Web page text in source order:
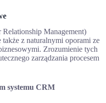
Management)
z naturalnymi oporami ze
Zrozumienie tych
zarządzania procesem
systemu CRM